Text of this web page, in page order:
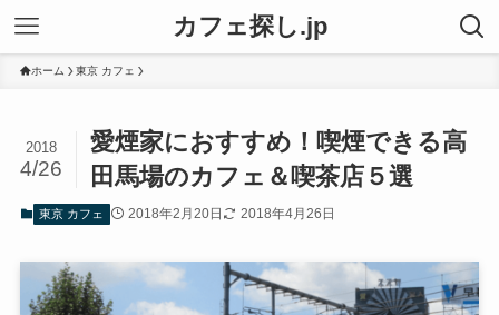
カフェ探し.jp
ホーム 東京 カフェ
愛煙家におすすめ！喫煙できる高
田馬場のカフェ＆喫茶店５選
2018
4/26
東京 カフェ 2018年2月20日 2018年4月26日